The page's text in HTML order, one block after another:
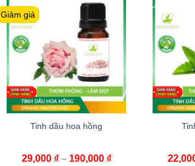
Giảm giá
Tinh dầu hoa hồng
29,000 ₫– 190,000 ₫